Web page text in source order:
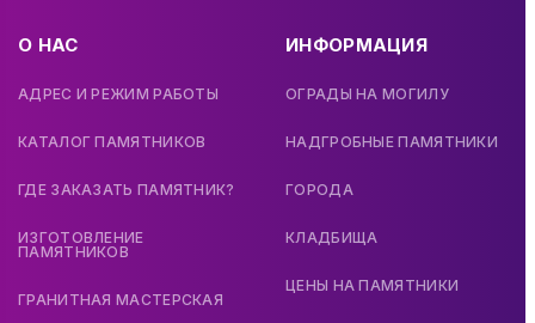
О НАС
АДРЕС И РЕЖИМ РАБОТЫ
КАТАЛОГ ПАМЯТНИКОВ
ГДЕ ЗАКАЗАТЬ ПАМЯТНИК?
ИЗГОТОВЛЕНИЕ
ПАМЯТНИКОВ
ГРАНИТНАЯ МАСТЕРСКАЯ
ИНФОРМАЦИЯ
ОГРАДЫ НА МОГИЛУ
НАДГРОБНЫЕ ПАМЯТНИКИ
ГОРОДА
КЛАДБИЩА
ЦЕНЫ НА ПАМЯТНИКИ